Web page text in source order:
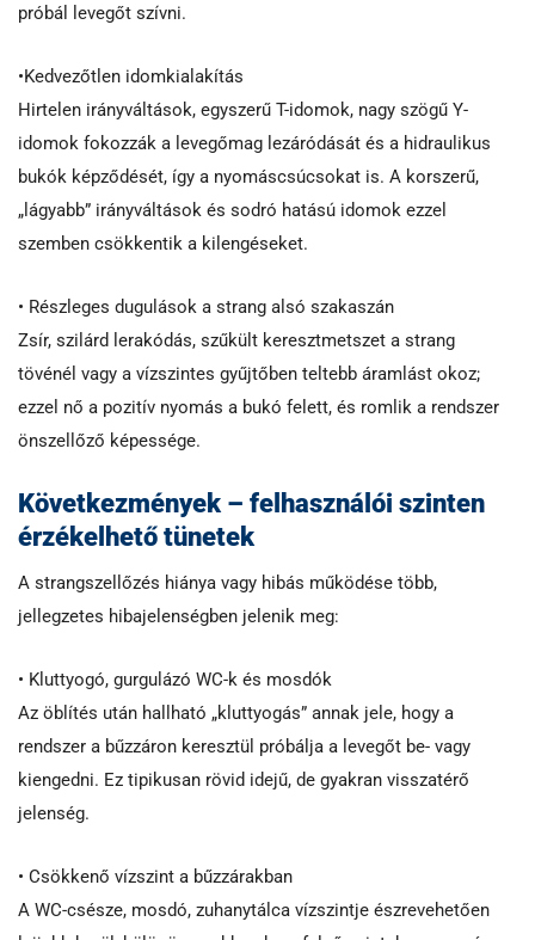
próbál levegőt szívni.
•Kedvezőtlen idomkialakítás
Hirtelen irányváltások, egyszerű T-idomok, nagy szögű Y-
idomok fokozzák a levegőmag lezáródását és a hidraulikus
bukók képződését, így a nyomáscsúcsokat is. A korszerű,
„lágyabb” irányváltások és sodró hatású idomok ezzel
szemben csökkentik a kilengéseket.
• Részleges dugulások a strang alsó szakaszán
Zsír, szilárd lerakódás, szűkült keresztmetszet a strang
tövénél vagy a vízszintes gyűjtőben teltebb áramlást okoz;
ezzel nő a pozitív nyomás a bukó felett, és romlik a rendszer
önszellőző képessége.
Következmények – felhasználói szinten
érzékelhető tünetek
A strangszellőzés hiánya vagy hibás működése több,
jellegzetes hibajelenségben jelenik meg:
• Kluttyogó, gurgulázó WC-k és mosdók
Az öblítés után hallható „kluttyogás” annak jele, hogy a
rendszer a bűzzáron keresztül próbálja a levegőt be- vagy
kiengedni. Ez tipikusan rövid idejű, de gyakran visszatérő
jelenség.
• Csökkenő vízszint a bűzzárakban
A WC-csésze, mosdó, zuhanytálca vízszintje észrevehetően